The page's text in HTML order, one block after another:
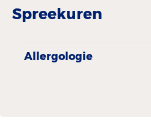
Spreekuren
Allergologie